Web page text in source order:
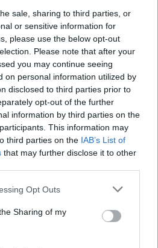
sale, sharing to third parties, or
or sensitive information for
please use the below opt-out
Please note that after your
you may continue seeing
on personal information utilized by
disclosed to third parties prior to
opt-out of the further
information by third parties on the
This information may
third parties on the IAB’s List of
that may further disclose it to other
Opt Outs
Sharing of my
bando atsiimti kalėjimų
00:00:46
Daktaras keliasi iš Lukiškių
00:03:04
kalės kaip Skandinavijoje
telefonai ir steroidai